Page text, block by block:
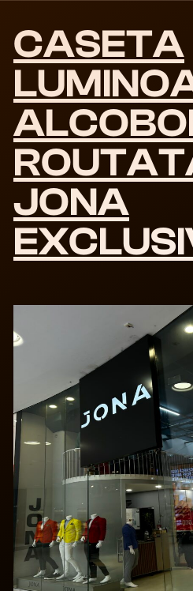
CASETA
JONA